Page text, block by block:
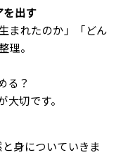
を出す
まれたのか」「どん
理。
る？
切です。
身についていきま